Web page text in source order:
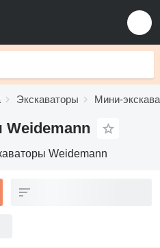
Экскаваторы Мини-
Weidemann